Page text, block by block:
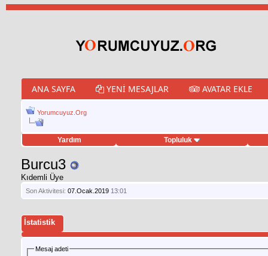
ANA SAYFA YENI MESAJLAR AVATAR EKLE
Yorumcuyuz.Org
Yardım Topluluk
hilesi
Burcu3
Kıdemli Üye
Son Aktivitesi: 07.Ocak.2019 13:01
İstatistik
Mesaj adeti